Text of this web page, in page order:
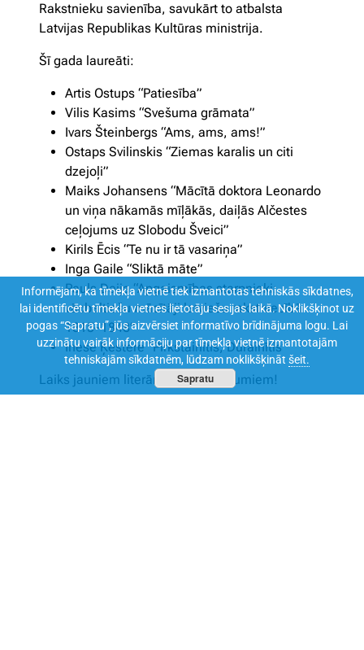
Rakstnieku savienība, savukārt to atbalsta
Latvijas Republikas Kultūras ministrija.
Šī gada laureāti:
Artis Ostups “Patiesība”
Vilis Kasims “Svešuma grāmata”
Ivars Šteinbergs “Ams, ams, ams!”
Ostaps Svilinskis “Ziemas karalis un citi
dzejoļi”
Maiks Johansens “Mācītā doktora Leonardo
un viņa nākamās mīļākās, daiļās Alčestes
ceļojums uz Slobodu Šveici”
Kirils Ēcis “Te nu ir tā vasariņa”
Inga Gaile “Sliktā māte”
Pauls Daija “Apgaismības starpnieki:
vācbaltiešu mācītāji latviešu rakstniecībā
1815–1848”
Inese Ķestere “Pirkstainītis, Dūrainītis”
Laiks jauniem literāriem piedzīvojumiem!
Informējam, ka tīmekļa vietnē tiek izmantotas tehniskās sīkdatnes,
lai identificētu tīmekļa vietnes lietotāju sesijas laikā. Noklikšķinot uz
pogas “Sapratu”, jūs aizvērsiet informatīvo brīdinājuma logu. Lai
uzzinātu vairāk informāciju par tīmekļa vietnē izmantotajām
tehniskajām sīkdatnēm, lūdzam noklikšķināt šeit.
Sapratu